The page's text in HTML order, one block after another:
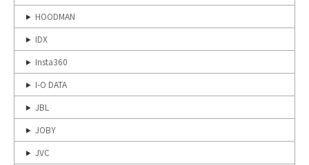
HOODMAN
IDX
Insta360
I-O DATA
JBL
JOBY
JVC